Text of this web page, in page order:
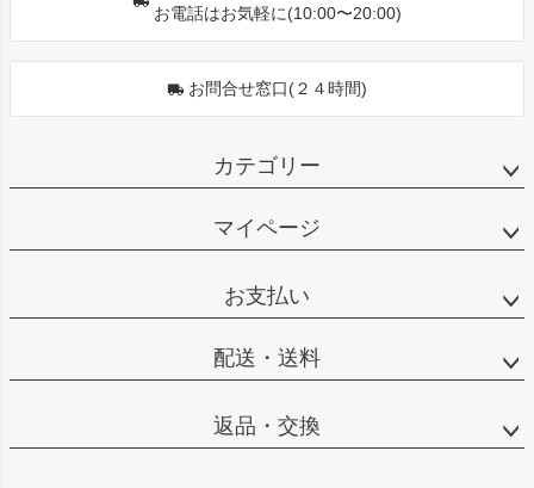
お電話はお気軽に(10:00〜20:00)
お問合せ窓口(２４時間)
カテゴリー
マイページ
お支払い
配送・送料
返品・交換